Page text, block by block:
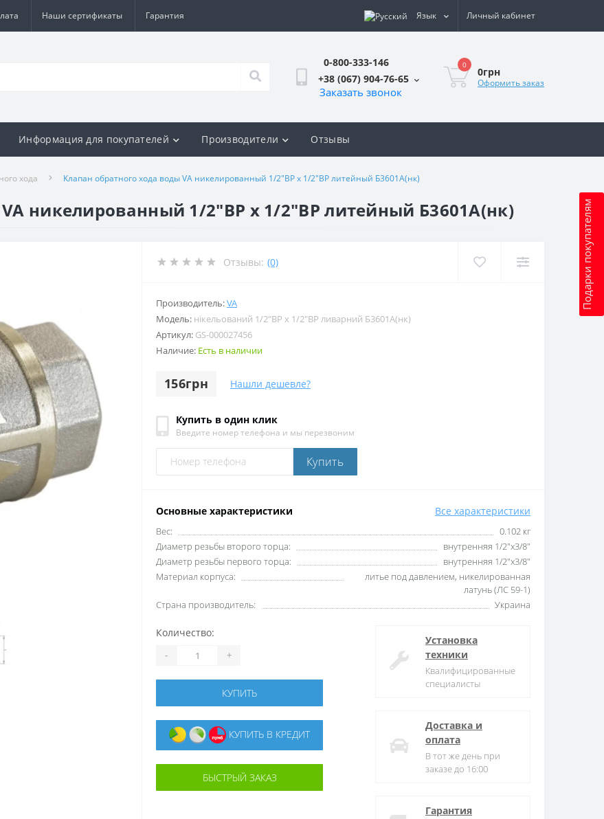
Наши сертификаты Гарантия Язык Личный кабинет
0-800-333-146
+38 (067) 904-76-65
Заказать звонок
0
0грн
Оформить заказ
Подарки покупателям
Информация для покупателей Производители Отзывы
хода Клапан обратного хода воды VA никелированный 1/2″ВР х 1/2″ВР литейный Б3601А(нк)
никелированный 1/2″ВР х 1/2″ВР литейный Б3601А(нк)
Отзывы: (0)
Производитель:VA
Модель: нікельований 1/2″ВР х 1/2″ВР ливарний Б3601А(нк)
Артикул: GS-000027456
Наличие: Есть в наличии
156грн Нашли дешевле?
Купить в один клик
Введите номер телефона и мы перезвоним
Купить
Основные характеристики Все характеристики
Вес:
0.102 кг
Диаметр резьбы второго торца:
внутренняя 1/2″х3/8″
Диаметр резьбы первого торца:
внутренняя 1/2″х3/8″
Материал корпуса:
литье под давлением, никелированная
латунь (ЛС 59-1)
Страна производитель:
Украина
Количество:
- +
КУПИТЬ
КУПИТЬ В КРЕДИТ
БЫСТРЫЙ ЗАКАЗ
Установка
техники
Квалифицированные
специалисты
Доставка и
оплата
В тот же день при
заказе до 16:00
Гарантия